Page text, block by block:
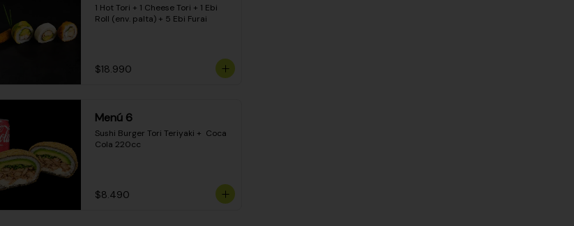
1 Hot Tori + 1 Cheese Tori + 1 Ebi
Roll (env. palta) + 5 Ebi Furai
$18.990
Menú 6
Sushi Burger Tori Teriyaki +  Coca
Cola 220cc
$8.490